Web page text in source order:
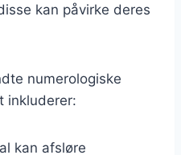
kan påvirke deres
numerologiske
inkluderer:
kan afsløre